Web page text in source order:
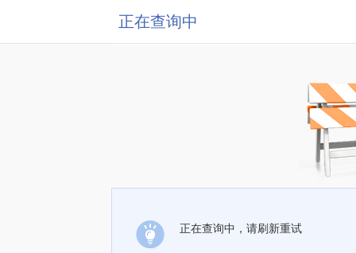
正在查询中
正在查询中，请刷新重试